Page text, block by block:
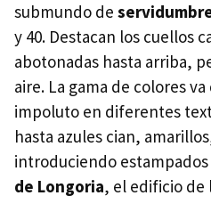
submundo de
y 40. Destacan los cuellos
abotonadas hasta arriba,
aire. La gama de colores
impoluto en diferentes
hasta azules cian,
introduciendo
de Longoria, el edificio de